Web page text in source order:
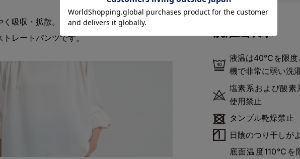
吸収・拡散。軽くて乾きやすく、きれい見え
トレートパンツです。
洗濯絵表示
液温は40℃を限度
機で非常に弱い洗
塩素系および酸素
使用禁止
タンブル乾燥禁止
日陰のつり干しが
底面温度110℃を